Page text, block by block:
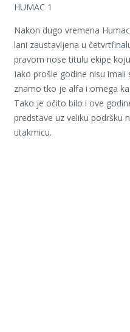
HUMAC 1
Nakon dugo vremena
lani zaustavljena u
pravom nose titulu ekipe
Iako prošle godine nisu imali
znamo tko je alfa i omega
Tako je očito bilo i ove
predstave uz veliku podršku
utakmicu.